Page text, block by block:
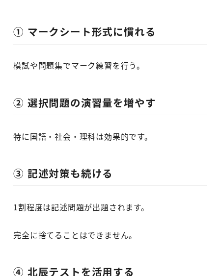
① マークシート形式に慣れる
模試や問題集でマーク練習を行う。
② 選択問題の演習量を増やす
特に国語・社会・理科は効果的です。
③ 記述対策も続ける
1割程度は記述問題が出題されます。
完全に捨てることはできません。
④ 北辰テストを活用する